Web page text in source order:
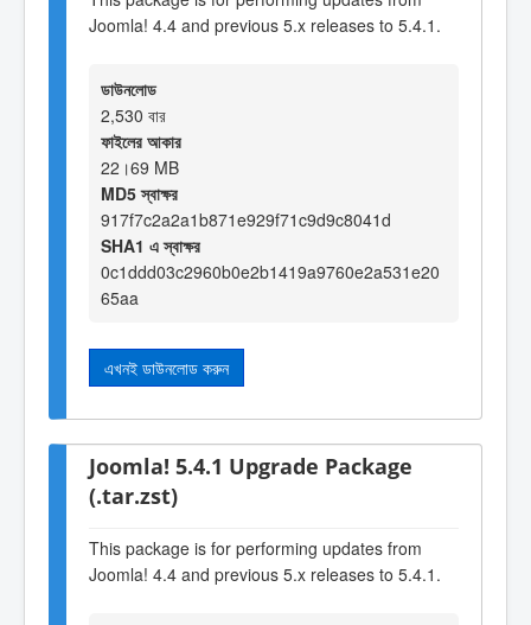
Joomla! 4.4 and previous 5.x releases to 5.4.1.
ডাউনলোড
2,530 বার
ফাইলের আকার
22।69 MB
MD5 স্বাক্ষর
917f7c2a2a1b871e929f71c9d9c8041d
SHA1 এ স্বাক্ষর
0c1ddd03c2960b0e2b1419a9760e2a531e20
65aa
এখনই ডাউনলোড করুন
Joomla! 5.4.1 Upgrade Package
(.tar.zst)
This package is for performing updates from
Joomla! 4.4 and previous 5.x releases to 5.4.1.